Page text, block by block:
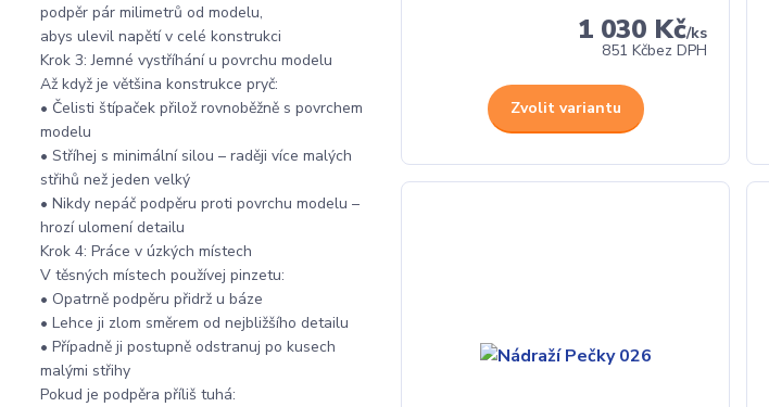
1 030 Kč/ks
851 Kčbez DPH
Zvolit variantu
podpěr pár milimetrů od modelu,
abys ulevil napětí v celé konstrukci
Krok 3: Jemné vystříhání u povrchu modelu
Až když je většina konstrukce pryč:
• Čelisti štípaček přilož rovnoběžně s povrchem
modelu
• Stříhej s minimální silou – raději více malých
střihů než jeden velký
• Nikdy nepáč podpěru proti povrchu modelu –
hrozí ulomení detailu
Krok 4: Práce v úzkých místech
V těsných místech používej pinzetu:
• Opatrně podpěru přidrž u báze
• Lehce ji zlom směrem od nejbližšího detailu
• Případně ji postupně odstranuj po kusech
malými střihy
Pokud je podpěra příliš tuhá: